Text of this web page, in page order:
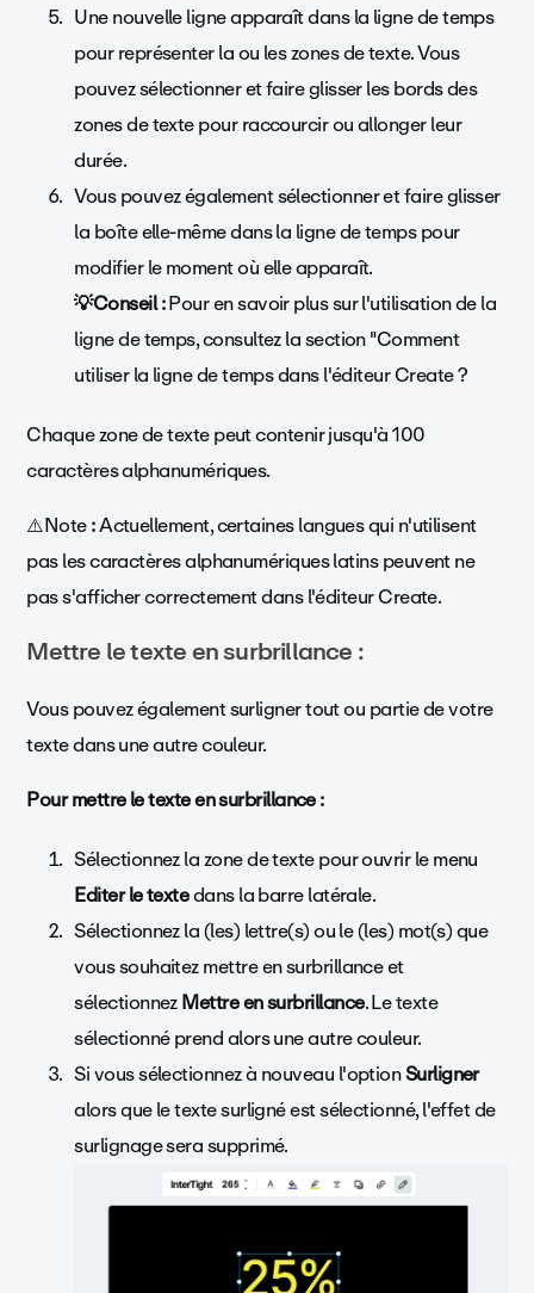
Une nouvelle ligne apparaît dans la ligne de temps
pour représenter la ou les zones de texte. Vous
pouvez sélectionner et faire glisser les bords des
zones de texte pour raccourcir ou allonger leur
durée.
Vous pouvez également sélectionner et faire glisser
la boîte elle-même dans la ligne de temps pour
modifier le moment où elle apparaît.
💡Conseil :Pour en savoir plus sur l'utilisation de la
ligne de temps, consultez la section "Comment
utiliser la ligne de temps dans l'éditeur Create ?
Chaque zone de texte peut contenir jusqu'à 100
caractères alphanumériques.
⚠️Note:Actuellement, certaines langues qui n'utilisent
pas les caractères alphanumériques latins peuvent ne
pas s'afficher correctement dans l'éditeur Create.
Mettre le texte en surbrillance :
Vous pouvez également surligner tout ou partie de votre
texte dans une autre couleur.
Pour mettre le texte en surbrillance :
Sélectionnez la zone de texte pour ouvrir le menu
Editer le textedans la barre latérale.
Sélectionnez la (les) lettre(s) ou le (les) mot(s) que
vous souhaitez mettre en surbrillance et
sélectionnezMettre en surbrillance. Le texte
sélectionné prend alors une autre couleur.
Si vous sélectionnez à nouveau l'optionSurligner
alors que le texte surligné est sélectionné, l'effet de
surlignage sera supprimé.